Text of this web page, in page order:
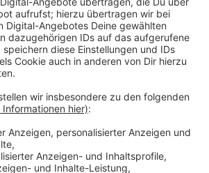
im Stationstest des VRR
möchte die Arbeiten der Bahn
plant etwa fünf Radboxen am
Sie sollen nicht neue